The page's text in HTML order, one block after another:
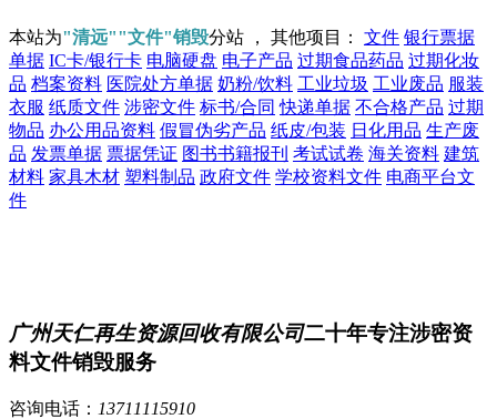
本站为"清远""文件"销毁分站 ， 其他项目： 文件 银行票据
单据 IC卡/银行卡 电脑硬盘 电子产品 过期食品药品 过期化妆
品 档案资料 医院处方单据 奶粉/饮料 工业垃圾 工业废品 服装
衣服 纸质文件 涉密文件 标书/合同 快递单据 不合格产品 过期
物品 办公用品资料 假冒伪劣产品 纸皮/包装 日化用品 生产废
品 发票单据 票据凭证 图书书籍报刊 考试试卷 海关资料 建筑
材料 家具木材 塑料制品 政府文件 学校资料文件 电商平台文
件
广州天仁再生资源回收有限公司二十年专注涉密资
料文件销毁服务
咨询电话： 13711115910